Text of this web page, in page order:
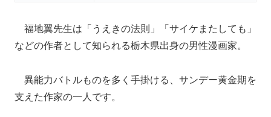
福地翼先生は「うえきの法則」「サイケまたしても」
などの作者として知られる栃木県出身の男性漫画家。
異能力バトルものを多く手掛ける、サンデー黄金期を
支えた作家の一人です。